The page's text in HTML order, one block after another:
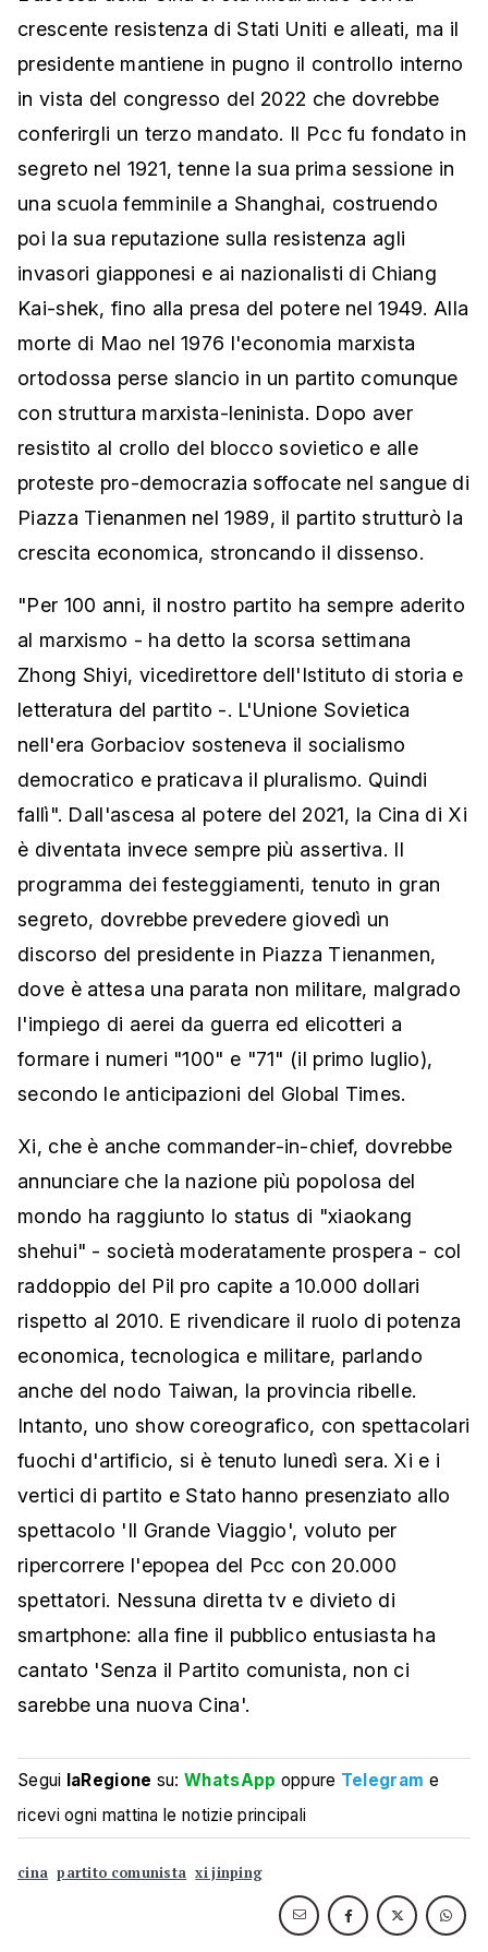
crescente resistenza di Stati Uniti e alleati, ma il
presidente mantiene in pugno il controllo interno
in vista del congresso del 2022 che dovrebbe
conferirgli un terzo mandato. Il Pcc fu fondato in
segreto nel 1921, tenne la sua prima sessione in
una scuola femminile a Shanghai, costruendo
poi la sua reputazione sulla resistenza agli
invasori giapponesi e ai nazionalisti di Chiang
Kai-shek, fino alla presa del potere nel 1949. Alla
morte di Mao nel 1976 l'economia marxista
ortodossa perse slancio in un partito comunque
con struttura marxista-leninista. Dopo aver
resistito al crollo del blocco sovietico e alle
proteste pro-democrazia soffocate nel sangue di
Piazza Tienanmen nel 1989, il partito strutturò la
crescita economica, stroncando il dissenso.
"Per 100 anni, il nostro partito ha sempre aderito
al marxismo - ha detto la scorsa settimana
Zhong Shiyi, vicedirettore dell'Istituto di storia e
letteratura del partito -. L'Unione Sovietica
nell'era Gorbaciov sosteneva il socialismo
democratico e praticava il pluralismo. Quindi
fallì". Dall'ascesa al potere del 2021, la Cina di Xi
è diventata invece sempre più assertiva. Il
programma dei festeggiamenti, tenuto in gran
segreto, dovrebbe prevedere giovedì un
discorso del presidente in Piazza Tienanmen,
dove è attesa una parata non militare, malgrado
l'impiego di aerei da guerra ed elicotteri a
formare i numeri "100" e "71" (il primo luglio),
secondo le anticipazioni del Global Times.
Xi, che è anche commander-in-chief, dovrebbe
annunciare che la nazione più popolosa del
mondo ha raggiunto lo status di "xiaokang
shehui" - società moderatamente prospera - col
raddoppio del Pil pro capite a 10.000 dollari
rispetto al 2010. E rivendicare il ruolo di potenza
economica, tecnologica e militare, parlando
anche del nodo Taiwan, la provincia ribelle.
Intanto, uno show coreografico, con spettacolari
fuochi d'artificio, si è tenuto lunedì sera. Xi e i
vertici di partito e Stato hanno presenziato allo
spettacolo 'Il Grande Viaggio', voluto per
ripercorrere l'epopea del Pcc con 20.000
spettatori. Nessuna diretta tv e divieto di
smartphone: alla fine il pubblico entusiasta ha
cantato 'Senza il Partito comunista, non ci
sarebbe una nuova Cina'.
Segui laRegione su:WhatsApp oppure Telegram e
ricevi ogni mattina le notizie principali
cina partito comunista xi jinping